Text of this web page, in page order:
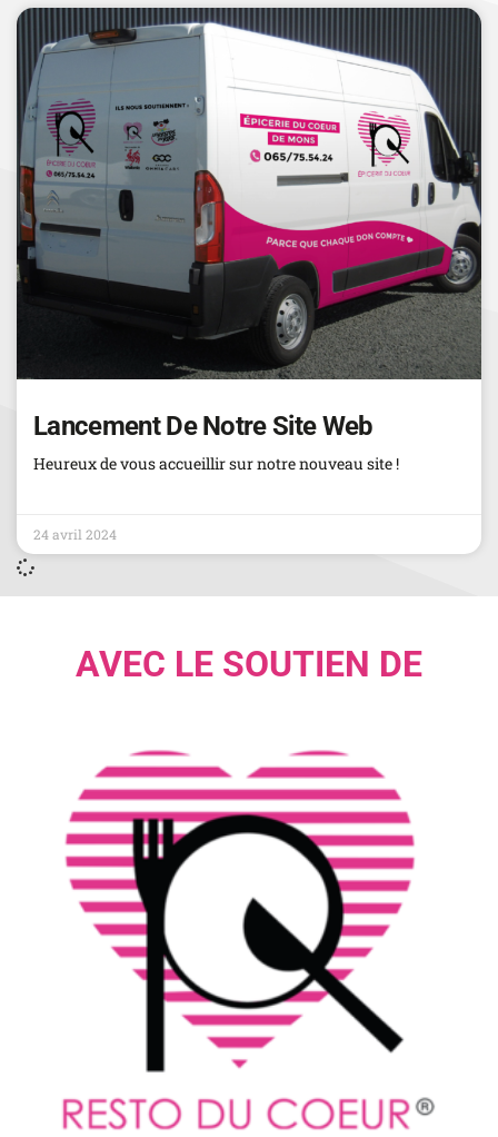
Lancement De Notre Site Web
Heureux de vous accueillir sur notre nouveau site !
24 avril 2024
AVEC LE SOUTIEN DE